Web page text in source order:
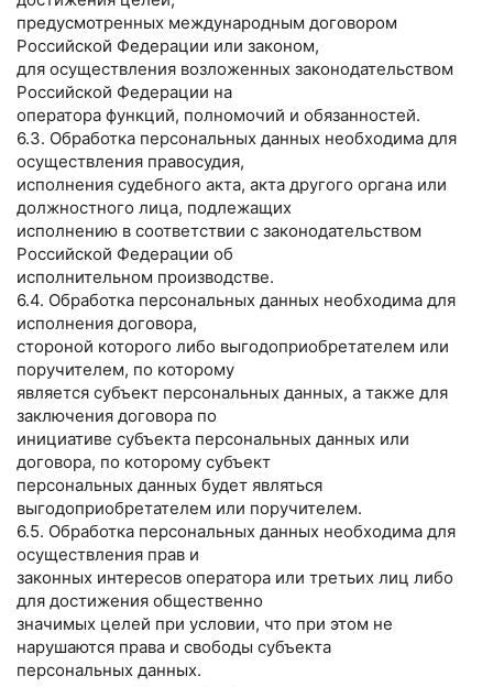
предусмотренных международным договором
Российской Федерации или законом,
для осуществления возложенных законодательством
Российской Федерации на
оператора функций, полномочий и обязанностей.
6.3. Обработка персональных данных необходима для
осуществления правосудия,
исполнения судебного акта, акта другого органа или
должностного лица, подлежащих
исполнению в соответствии с законодательством
Российской Федерации об
исполнительном производстве.
6.4. Обработка персональных данных необходима для
исполнения договора,
стороной которого либо выгодоприобретателем или
поручителем, по которому
является субъект персональных данных, а также для
заключения договора по
инициативе субъекта персональных данных или
договора, по которому субъект
персональных данных будет являться
выгодоприобретателем или поручителем.
6.5. Обработка персональных данных необходима для
осуществления прав и
законных интересов оператора или третьих лиц либо
для достижения общественно
значимых целей при условии, что при этом не
нарушаются права и свободы субъекта
персональных данных.